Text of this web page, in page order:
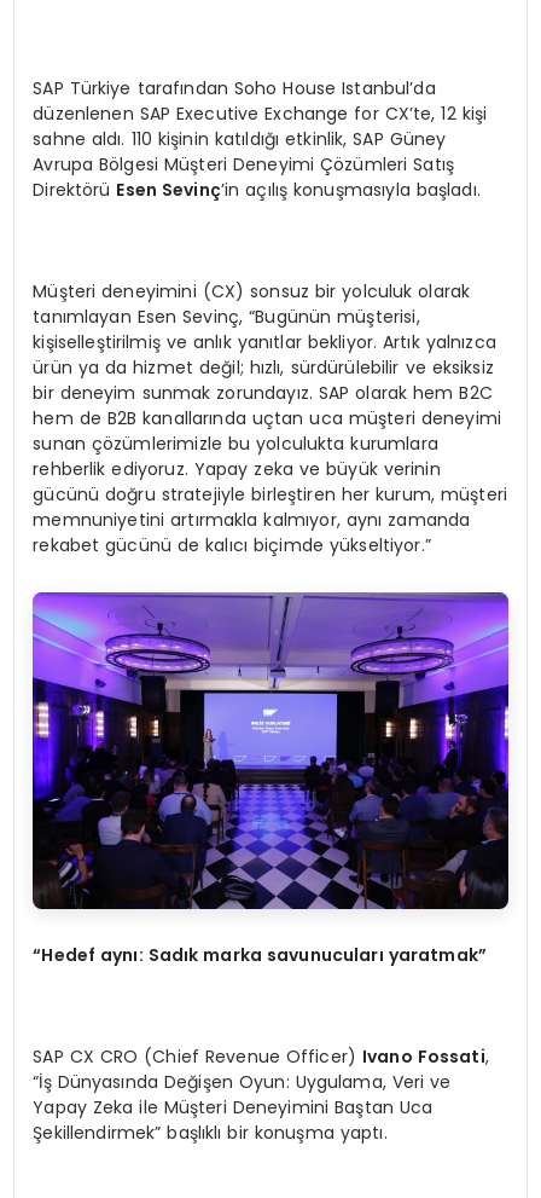
SAP Türkiye tarafından Soho House Istanbul’da
düzenlenen SAP Executive Exchange for CX’te, 12 kişi
sahne aldı. 110 kişinin katıldığı etkinlik, SAP Güney
Avrupa Bölgesi Müşteri Deneyimi Çözümleri Satış
Direktörü Esen Sevinç’in açılış konuşmasıyla başladı.
Müşteri deneyimini (CX) sonsuz bir yolculuk olarak
tanımlayan Esen Sevinç, “Bugünün müşterisi,
kişiselleştirilmiş ve anlık yanıtlar bekliyor. Artık yalnızca
ürün ya da hizmet değil; hızlı, sürdürülebilir ve eksiksiz
bir deneyim sunmak zorundayız. SAP olarak hem B2C
hem de B2B kanallarında uçtan uca müşteri deneyimi
sunan çözümlerimizle bu yolculukta kurumlara
rehberlik ediyoruz. Yapay zeka ve büyük verinin
gücünü doğru stratejiyle birleştiren her kurum, müşteri
memnuniyetini artırmakla kalmıyor, aynı zamanda
rekabet gücünü de kalıcı biçimde yükseltiyor.”
“Hedef aynı: Sadık marka savunucuları yaratmak”
SAP CX CRO (Chief Revenue Officer) Ivano Fossati,
“İş Dünyasında Değişen Oyun: Uygulama, Veri ve
Yapay Zeka ile Müşteri Deneyimini Baştan Uca
Şekillendirmek” başlıklı bir konuşma yaptı.